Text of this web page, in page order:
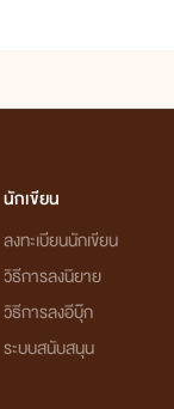
นักเขียน
ลงทะเบียนนักเขียน
วิธีการลงนิยาย
วิธีการลงอีบุ๊ก
ระบบสนับสนุน